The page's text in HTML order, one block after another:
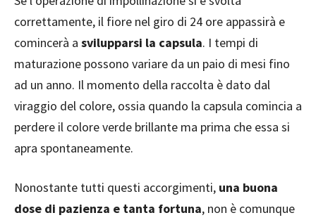
correttamente, il fiore nel giro di 24 ore appassirà e
comincerà a svilupparsi la capsula. I tempi di
maturazione possono variare da un paio di mesi fino
ad un anno. Il momento della raccolta è dato dal
viraggio del colore, ossia quando la capsula comincia a
perdere il colore verde brillante ma prima che essa si
apra spontaneamente.
Nonostante tutti questi accorgimenti, una buona
dose di pazienza e tanta fortuna, non è comunque